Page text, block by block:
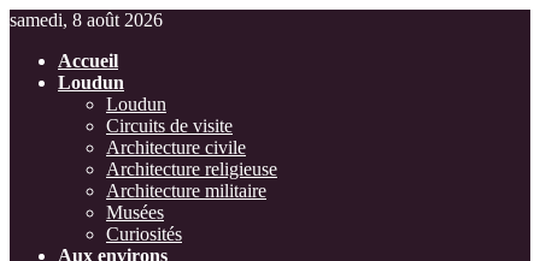
samedi, 8 août 2026
Accueil
Loudun
Loudun
Circuits de visite
Architecture civile
Architecture religieuse
Architecture militaire
Musées
Curiosités
Aux environs